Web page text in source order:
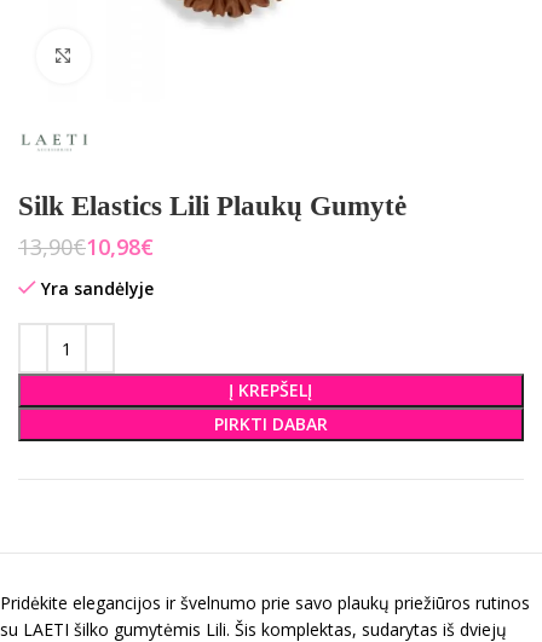
Silk Elastics Lili Plaukų Gumytė
13,90€10,98€
Yra sandėlyje
Į KREPŠELĮ
PIRKTI DABAR
Pridėkite elegancijos ir švelnumo prie savo plaukų priežiūros rutinos
su LAETI šilko gumytėmis Lili. Šis komplektas, sudarytas iš dviejų